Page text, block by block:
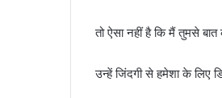
तो ऐसा नहीं है कि मैं तुमसे
उन्हें जिंदगी से हमेशा के लिए